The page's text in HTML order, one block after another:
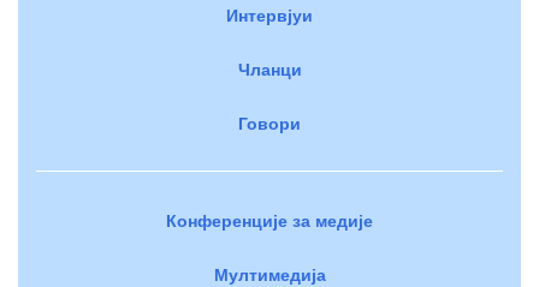
Интервјуи
Чланци
Говори
Конференције за медије
Мултимедија